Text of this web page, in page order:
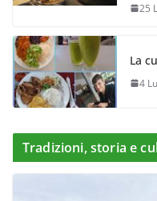
25
La
4
Tradizioni, storia e